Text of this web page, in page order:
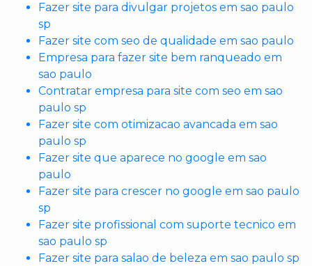
Fazer site para divulgar projetos em sao paulo
sp
Fazer site com seo de qualidade em sao paulo
Empresa para fazer site bem ranqueado em
sao paulo
Contratar empresa para site com seo em sao
paulo sp
Fazer site com otimizacao avancada em sao
paulo sp
Fazer site que aparece no google em sao
paulo
Fazer site para crescer no google em sao paulo
sp
Fazer site profissional com suporte tecnico em
sao paulo sp
Fazer site para salao de beleza em sao paulo sp